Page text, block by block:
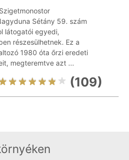
Sétány 59. szám
látogatói egyedi,
részesülhetnek. Ez a
1980 óta őrzi eredeti
megteremtve azt ...
(109)